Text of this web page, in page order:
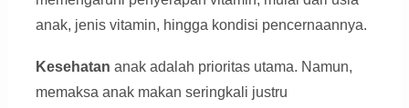
anak, jenis vitamin, hingga kondisi pencernaannya.
Kesehatan anak adalah prioritas utama. Namun,
memaksa anak makan seringkali justru